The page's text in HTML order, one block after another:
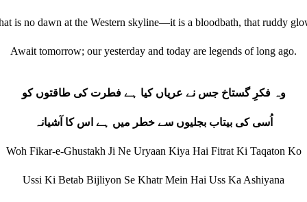
is no dawn at the Western skyline—it is a bloodbath, that ruddy
Await tomorrow; our yesterday and today are legends of long ago.
وہ فکرِ گستاخ جس نے عریاں کیا ہے فطرت کی طاقتوں کو
اُسی کی بیتاب بجلیوں سے خطر میں ہے اس کا آشیانہ
Woh Fikar-e-Ghustakh Ji Ne Uryaan Kiya Hai Fitrat Ki Taqaton Ko
Ussi Ki Betab Bijliyon Se Khatr Mein Hai Uss Ka Ashiyana